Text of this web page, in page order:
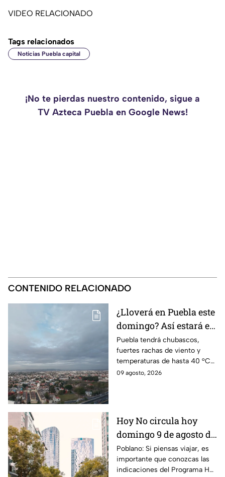
VIDEO RELACIONADO
Tags relacionados
Noticias Puebla capital
¡No te pierdas nuestro contenido, sigue a
TV Azteca Puebla en Google News!
CONTENIDO RELACIONADO
¿Lloverá en Puebla este
domingo? Así estará el
clima HOY 9 de agosto
Puebla tendrá chubascos,
fuertes rachas de viento y
temperaturas de hasta 40 °C
en el suroeste durante este
09 agosto, 2026
Hoy No circula hoy
domingo 9 de agosto de
2026: ¿Qué autos no
transitan en la CDMX y
Poblano: Si piensas viajar, es
importante que conozcas las
indicaciones del Programa Hoy